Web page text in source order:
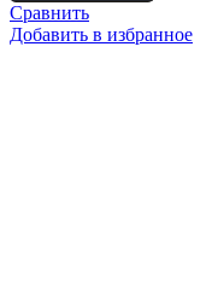
Сравнить
Добавить в избранное